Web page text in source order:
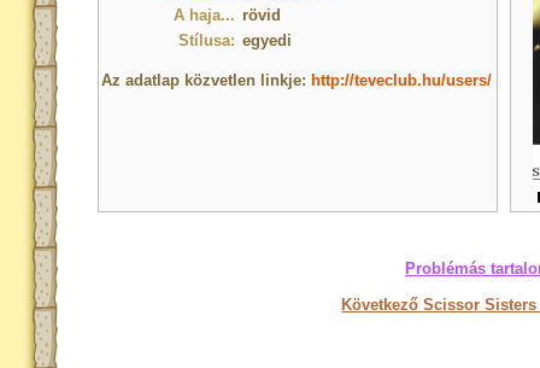
A haja... rövid
Stílusa: egyedi
Az adatlap közvetlen linkje: http://teveclub.hu/users/
Problémás
Következő Scissor